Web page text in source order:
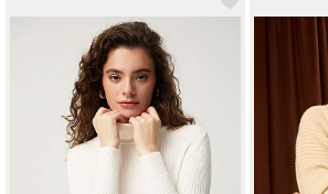
Капсула
Акции / Новости
Адреса магазинов